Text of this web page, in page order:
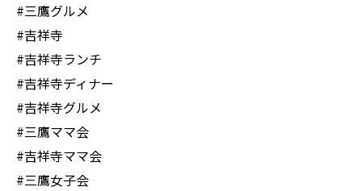
#三鷹グルメ
#吉祥寺
#吉祥寺ランチ
#吉祥寺ディナー
#吉祥寺グルメ
#三鷹ママ会
#吉祥寺ママ会
#三鷹女子会